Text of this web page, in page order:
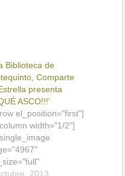
Biblioteca de
Comparte
presenta
ASCO!!!’
el_position="first"]
width="1/2"]
2013